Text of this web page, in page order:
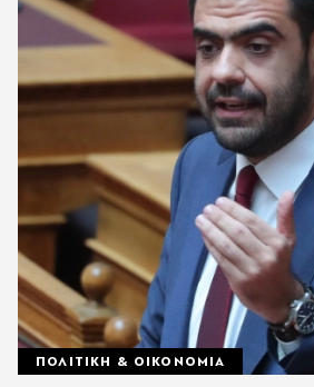
ΠΟΛΙΤΙΚΗ & ΟΙΚΟΝΟΜΙΑ